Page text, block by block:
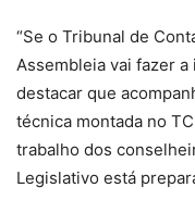
“Se o Tribunal de
Assembleia vai fazer a
destacar que
técnica montada no
trabalho dos
Legislativo está